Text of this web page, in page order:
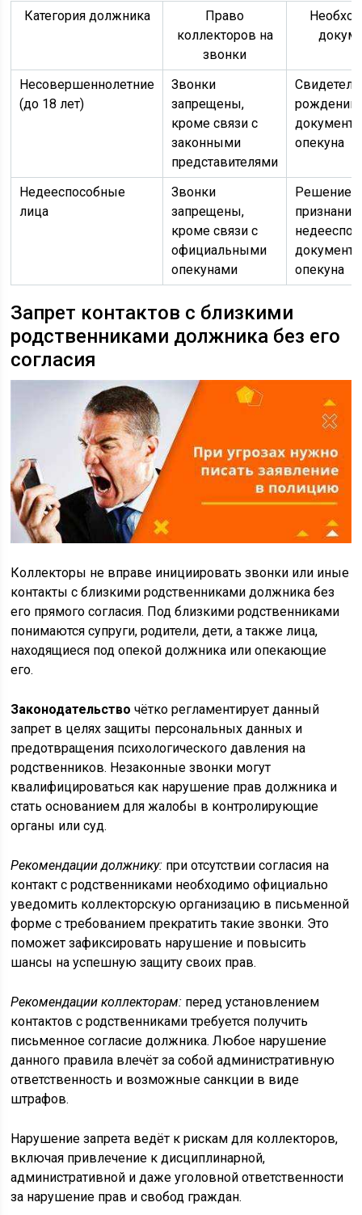
Категория должника
Право
коллекторов на
звонки
Несовершеннолетние
(до 18 лет)
Звонки
запрещены,
кроме связи с
законными
представителями
рождении,
опекуна
Недееспособные
лица
Звонки
запрещены,
кроме связи с
официальными
опекунами
Решение
признании
опекуна
Запрет контактов с близкими
родственниками должника без его
согласия
Коллекторы не вправе инициировать звонки или иные
контакты с близкими родственниками должника без
его прямого согласия. Под близкими родственниками
понимаются супруги, родители, дети, а также лица,
находящиеся под опекой должника или опекающие
его.
Законодательство чётко регламентирует данный
запрет в целях защиты персональных данных и
предотвращения психологического давления на
родственников. Незаконные звонки могут
квалифицироваться как нарушение прав должника и
стать основанием для жалобы в контролирующие
органы или суд.
Рекомендации должнику: при отсутствии согласия на
контакт с родственниками необходимо официально
уведомить коллекторскую организацию в письменной
форме с требованием прекратить такие звонки. Это
поможет зафиксировать нарушение и повысить
шансы на успешную защиту своих прав.
Рекомендации коллекторам: перед установлением
контактов с родственниками требуется получить
письменное согласие должника. Любое нарушение
данного правила влечёт за собой административную
ответственность и возможные санкции в виде
штрафов.
Нарушение запрета ведёт к рискам для коллекторов,
включая привлечение к дисциплинарной,
административной и даже уголовной ответственности
за нарушение прав и свобод граждан.